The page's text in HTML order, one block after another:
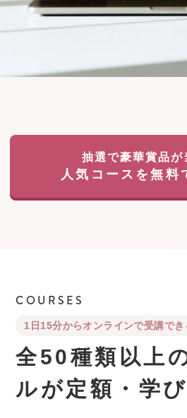
抽選で豪華賞品が
人気コースを無料
COURSES
1日15分からオンラインで受講でき
全50種類以上
ルが定額・学